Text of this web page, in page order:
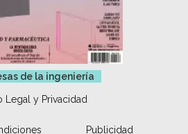
de la ingeniería
Legal y Privacidad
Publicidad